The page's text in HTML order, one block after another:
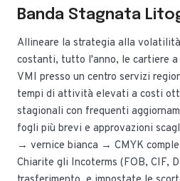
Banda Stagnata
Allineare la strategia alla volatilità
costanti, tutto l'anno, le cartiere a
VMI presso un centro servizi
tempi di attività elevati a costi
stagionali con frequenti
fogli più brevi e approvazioni
→ vernice bianca → CMYK
Chiarite gli Incoterms (FOB, CIF,